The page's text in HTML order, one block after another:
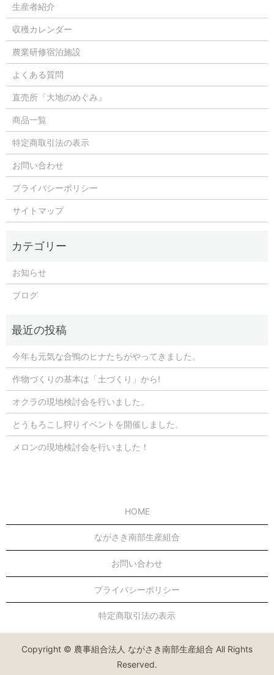
生産者紹介
収穫カレンダー
農業研修宿泊施設
よくある質問
直売所『大地のめぐみ』
商品一覧
特定商取引法の表示
お問い合わせ
プライバシーポリシー
サイトマップ
お知らせ
ブログ
今年も元気な合鴨のヒナたちがやってきました。
作物づくりの基本は「土づくり」から!
オクラの現地検討会を行いました。
とうもろこし狩りイベントを開催しました。
メロンの現地検討会を行いました！
HOME
ながさき南部生産組合
お問い合わせ
プライバシーポリシー
特定商取引法の表示
Copyright © 農事組合法人 ながさき南部生産組合 All Rights
Reserved.